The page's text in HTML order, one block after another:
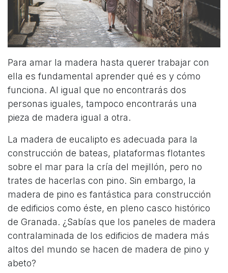
Para amar la madera hasta querer trabajar con
ella es fundamental aprender qué es y cómo
funciona. Al igual que no encontrarás dos
personas iguales, tampoco encontrarás una
pieza de madera igual a otra.
La madera de eucalipto es adecuada para la
construcción de bateas, plataformas flotantes
sobre el mar para la cría del mejillón, pero no
trates de hacerlas con pino. Sin embargo, la
madera de pino es fantástica para construcción
de edificios como éste, en pleno casco histórico
de Granada. ¿Sabías que los paneles de madera
contralaminada de los edificios de madera más
altos del mundo se hacen de madera de pino y
abeto?